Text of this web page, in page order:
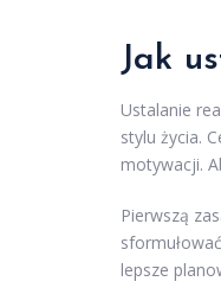
Jak
Ustalanie
stylu życia.
motywacji.
Pierwszą
lepsze